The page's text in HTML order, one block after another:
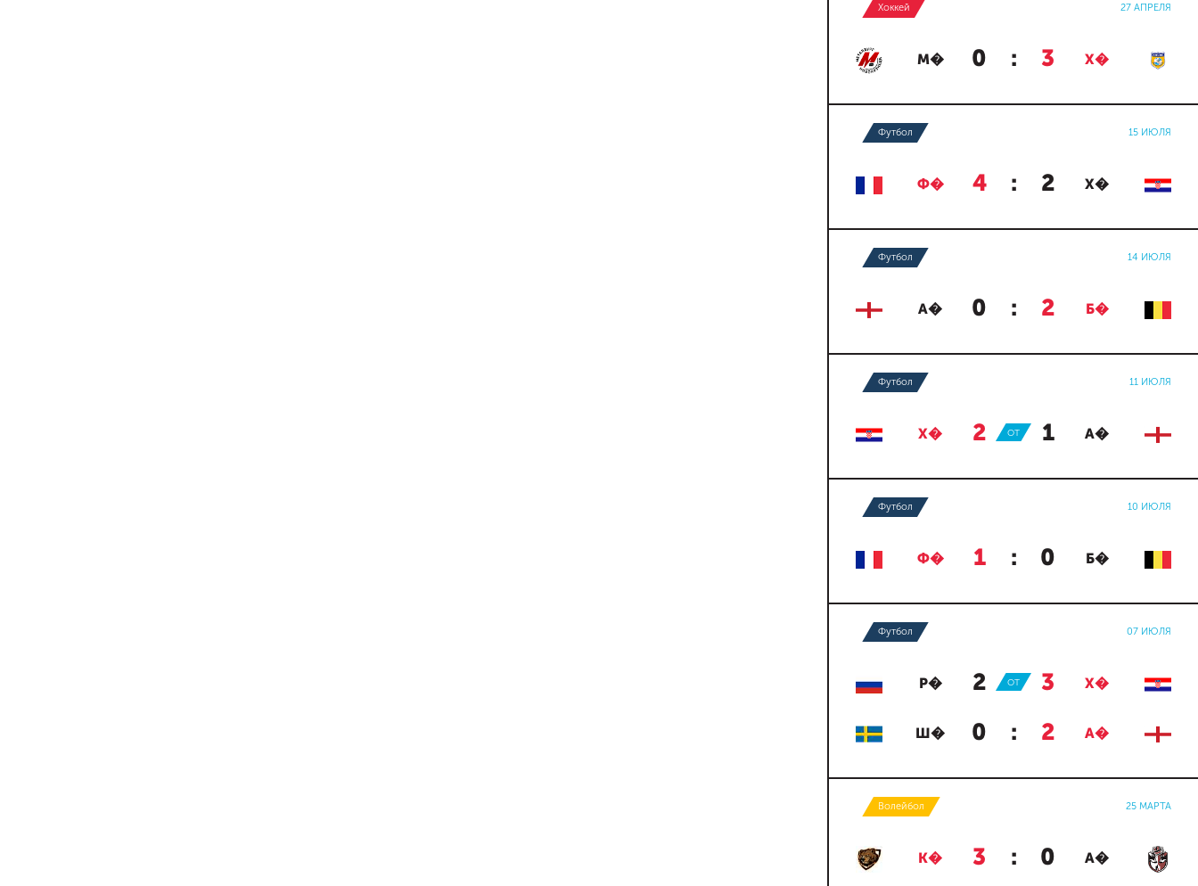
Хоккей 27 АПРЕЛЯ
М� 0 : 3 Х�
Футбол 15 ИЮЛЯ
Ф� 4 : 2 Х�
Футбол 14 ИЮЛЯ
А� 0 : 2 Б�
Футбол 11 ИЮЛЯ
Х� 2 : 1 А�
ОТ
Футбол 10 ИЮЛЯ
Ф� 1 : 0 Б�
Футбол 07 ИЮЛЯ
Р� 2 : 3 Х�
ОТ
Ш� 0 : 2 А�
Волейбол 25 МАРТА
К� 3 : 0 А�